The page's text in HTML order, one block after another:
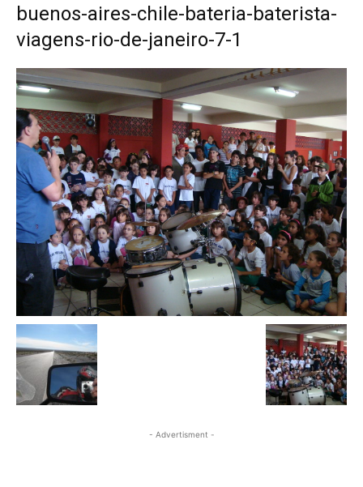
buenos-aires-chile-bateria-baterista-
viagens-rio-de-janeiro-7-1
- Advertisment -